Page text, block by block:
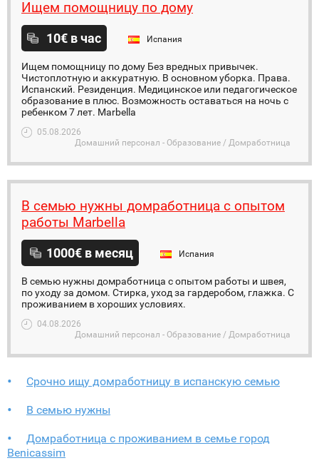
Ищем помощницу по дому
10€ в час Испания
Ищем помощницу по дому Без вредных привычек.
Чистоплотную и аккуратную. В основном уборка. Права.
Испанский. Резиденция. Медицинское или педагогическое
образование в плюс. Возможность оставаться на ночь с
ребенком 7 лет. Marbella
05.08.2026
Домашний персонал - Образование / Домработница
В семью нужны домработница с опытом
работы Marbella
1000€ в месяц Испания
В семью нужны домработница с опытом работы и швея,
по уходу за домом. Стирка, уход за гардеробом, глажка. С
проживанием в хороших условиях.
04.08.2026
Домашний персонал - Образование / Домработница
Срочно ищу домработницу в испанскую семью
В семью нужны
Домработница с проживанием в семье город
Benicassim